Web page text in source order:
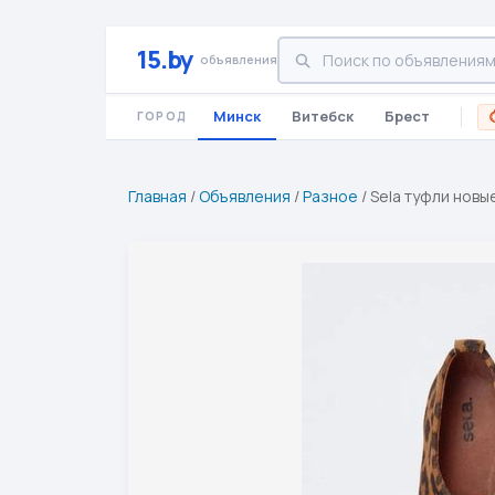
15.by объявления
ГОРОД Минск Витебск Брест
Главная /Объявления /Разное /Sela туфли